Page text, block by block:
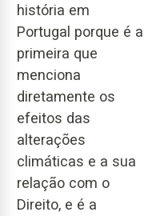
história em
Portugal porque é a
primeira que
menciona
diretamente os
efeitos das
alterações
climáticas e a sua
relação com o
Direito, e é a